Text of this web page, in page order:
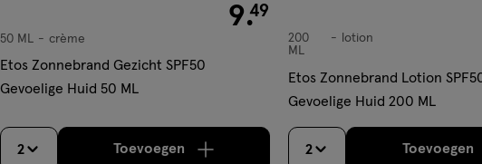
€ 9.49
9.49
crème
50 ML crème
Etos Zonnebrand Gezicht SPF50
Gevoelige Huid 50 ML
2 Toevoegenverhoog aantal met één, Limiet bereikt.Je kan
lotion
200
ML
lotion
Etos Zonnebrand Lotion
Gevoelige Huid 200 ML
2 Toevoegen